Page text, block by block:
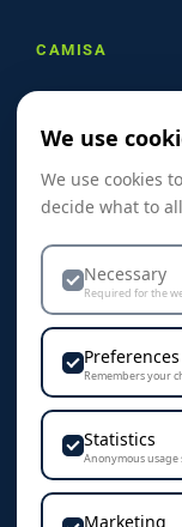
CAMISA
Referanser
Skreddersøm
Dekorasjon &
Personvern &
KONTAKT
Camisa AS
We use
We use cookies
decide what to
Necessary
Required for the
Preferences
Remembers your
Statistics
Anonymous usage
Marketing